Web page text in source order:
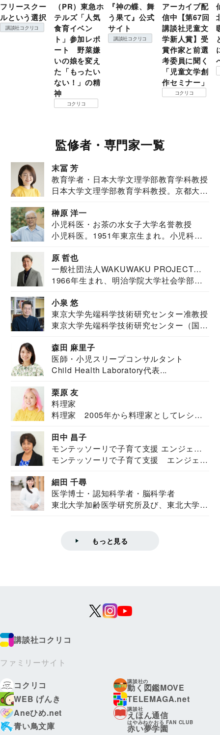
フリースクー
ルという選択
講談社コクリコ
（PR）東急ホ
テルズ「人気
食育イベン
ト」参加レポ
ート 野菜嫌
いの娘を変え
た「もったい
ない！」の精
神
コクリコ
『神の蝶、舞
う果て』公式
サイト
講談社コクリコ
アーカイブ配
信中【第67回
講談社児童文
学新人賞】受
賞作家と前選
考委員に聞く
「児童文学創
作セミナー」
コクリコ
監修者・専門家一覧
末冨 芳
教育学者・日本大学文理学部教育学科教授
日本大学文理学部教育学科教授。京都大学
榊原 洋一
小児科医・お茶の水女子大学名誉教授
小児科医。1951年東京生まれ。小児科
原 哲也
一般社団法人WAKUWAKU PROJECT
JAPAN代表・言語聴覚士・社会福祉士
1966年生まれ、明治学院大学社会学部福
小泉 悠
東京大学先端科学技術研究センター准教授
東京大学先端科学技術研究センター（国際
森田 麻里子
医師・小児スリープコンサルタント
Child Health Laboratory代表...
栗原 友
料理家
料理家 2005年から料理家としてレシピ
田中 昌子
モンテッソーリで子育て支援 エンジェル
ズハウス研究所所長
モンテッソーリで子育て支援 エンジェル
細田 千尋
医学博士・認知科学者・脳科学者
東北大学加齢医学研究所及び、東北大学大
もっと見る
講談社コクリコ
ファミリーサイト
コクリコ
講談社の
動く図鑑MOVE
WEB げんき
TELEMAGA.net
Aneひめ.net
講談社
えほん通信
青い鳥文庫
はやみねかおる FAN CLUB
赤い夢学園